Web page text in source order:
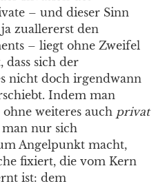
– und dieser Sinn
zuallererst den
– liegt ohne Zweifel
dass sich der
nicht doch irgendwann
Indem man
weiteres auch privat
nur sich
Angelpunkt macht,
fixiert, die vom Kern
ist: dem